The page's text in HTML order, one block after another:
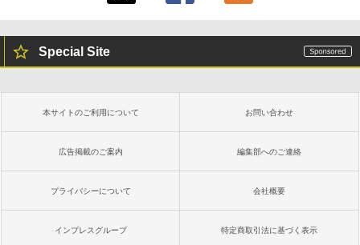
Special Site
本サイトのご利用について お問い合わせ
広告掲載のご案内 編集部へのご連絡
プライバシーについて 会社概要
インプレスグループ 特定商取引法に基づく表示